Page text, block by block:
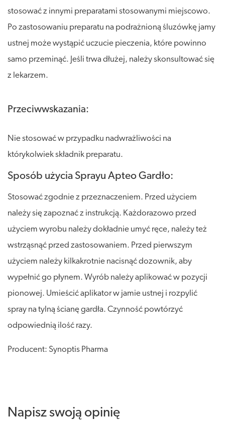
stosować z innymi preparatami stosowanymi miejscowo.
Po zastosowaniu preparatu na podrażnioną śluzówkę jamy
ustnej może wystąpić uczucie pieczenia, które powinno
samo przeminąć. Jeśli trwa dłużej, należy skonsultować się
z lekarzem.
Przeciwwskazania:
Nie stosować w przypadku nadwrażliwości na
którykolwiek składnik preparatu.
Sposób użycia Sprayu Apteo Gardło:
Stosować zgodnie z przeznaczeniem. Przed użyciem
należy się zapoznać z instrukcją. Każdorazowo przed
użyciem wyrobu należy dokładnie umyć ręce, należy też
wstrząsnąć przed zastosowaniem. Przed pierwszym
użyciem należy kilkakrotnie nacisnąć dozownik, aby
wypełnić go płynem. Wyrób należy aplikować w pozycji
pionowej. Umieścić aplikator w jamie ustnej i rozpylić
spray na tylną ścianę gardła. Czynność powtórzyć
odpowiednią ilość razy.
Producent: Synoptis Pharma
Napisz swoją opinię